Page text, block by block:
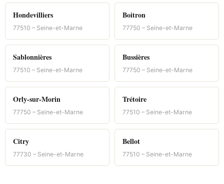
Hondevilliers
77510 – Seine-et-Marne
Boitron
77750 – Seine-et-Marne
Sablonnières
77510 – Seine-et-Marne
Bussières
77750 – Seine-et-Marne
Orly-sur-Morin
77750 – Seine-et-Marne
Trétoire
77510 – Seine-et-Marne
Citry
77730 – Seine-et-Marne
Bellot
77510 – Seine-et-Marne